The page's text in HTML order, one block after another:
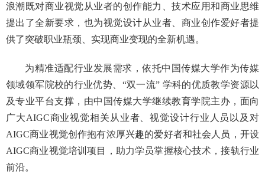
浪潮既对商业视觉从业者的创作能力、技术应用和商业思维
提出了全新要求，也为视觉设计从业者、商业创作爱好者提
供了突破职业瓶颈、实现商业变现的全新机遇。
为精准适配行业发展需求，依托中国传媒大学作为传媒
领域领军院校的行业优势、 “双一流” 学科的优质教学资源以
及专业平台支撑，由中国传媒大学继续教育学院主办，面向
广大AIGC商业视觉相关从业者、视觉设计行业人员以及对
AIGC商业视觉创作抱有浓厚兴趣的爱好者和社会人员，开设
AIGC商业视觉培训项目，助力学员掌握核心技术，接轨行业
前沿。